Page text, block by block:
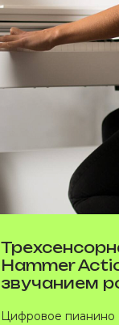
Hammer
звучанием
Цифровое пианино